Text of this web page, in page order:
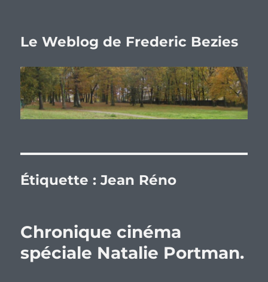
Le Weblog de Frederic Bezies
Étiquette :Jean Réno
Chronique cinéma
spéciale Natalie Portman.